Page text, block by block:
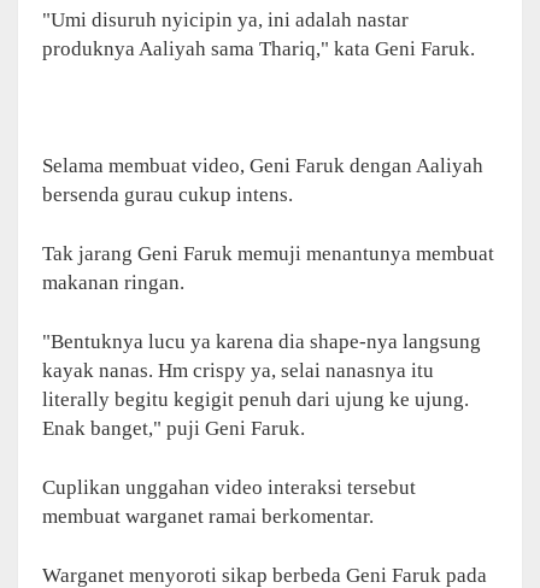
"Umi disuruh nyicipin ya, ini adalah nastar
produknya Aaliyah sama Thariq," kata Geni Faruk.
Selama membuat video, Geni Faruk dengan Aaliyah
bersenda gurau cukup intens.
Tak jarang Geni Faruk memuji menantunya membuat
makanan ringan.
"Bentuknya lucu ya karena dia shape-nya langsung
kayak nanas. Hm crispy ya, selai nanasnya itu
literally begitu kegigit penuh dari ujung ke ujung.
Enak banget," puji Geni Faruk.
Cuplikan unggahan video interaksi tersebut
membuat warganet ramai berkomentar.
Warganet menyoroti sikap berbeda Geni Faruk pada